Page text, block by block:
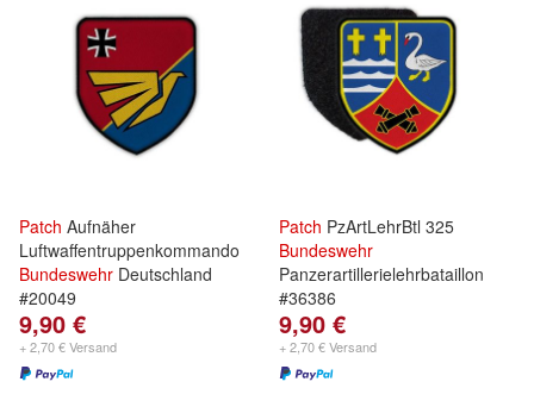
Patch Aufnäher
Luftwaffentruppenkommando
Bundeswehr Deutschland
#20049
9,90 €
+ 2,70 € Versand
Patch PzArtLehrBtl 325
Bundeswehr
Panzerartillerielehrbataillon
#36386
9,90 €
+ 2,70 € Versand